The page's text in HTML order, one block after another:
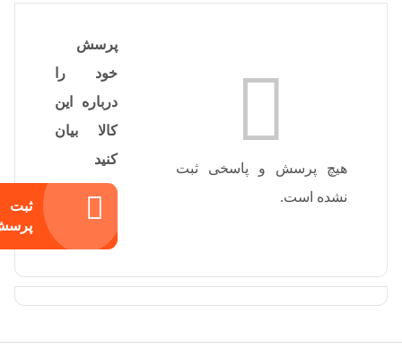
هیچ پرسش و پاسخی ثبت
نشده است.
پرسش
خود را
درباره این
کالا بیان
کنید
ثبت